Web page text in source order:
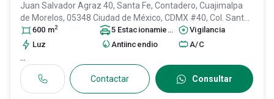
Juan Salvador Agraz 40, Santa Fe, Contadero, Cuajimalpa
de Morelos, 05348 Ciudad de México, CDMX #40, Col. Santa
Fe Cuajimalpa,
Cuajimalpa de Morelos, DF / CDMX, México
C.P. 05348
31491245
600 m2 5 Estacionamiento s
Vigilancia
Luz
Antiincendio A/C
...
Contactar Consultar